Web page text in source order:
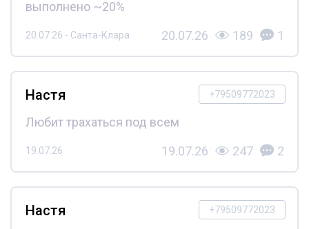
выполнено ~20%
20.07.26 - Санта-Клара 20.07.26 189 1
+79509772023
Настя
Любит трахаться под всем
19.07.26 19.07.26 247 2
+79509772023
Настя